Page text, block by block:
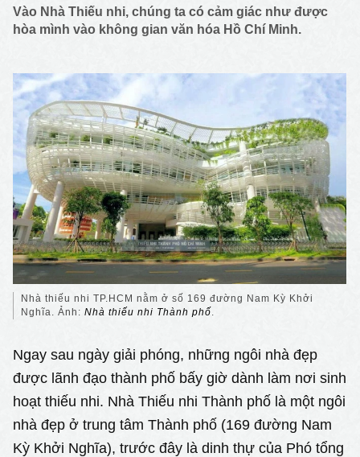
Vào Nhà Thiếu nhi, chúng ta có cảm giác như được
hòa mình vào không gian văn hóa Hồ Chí Minh.
Nhà thiếu nhi TP.HCM nằm ở số 169 đường Nam Kỳ Khởi
Nghĩa. Ảnh:Nhà thiếu nhi Thành phố.
Ngay sau ngày giải phóng, những ngôi nhà đẹp
được lãnh đạo thành phố bấy giờ dành làm nơi sinh
hoạt thiếu nhi. Nhà Thiếu nhi Thành phố là một ngôi
nhà đẹp ở trung tâm Thành phố (169 đường Nam
Kỳ Khởi Nghĩa), trước đây là dinh thự của Phó tổng